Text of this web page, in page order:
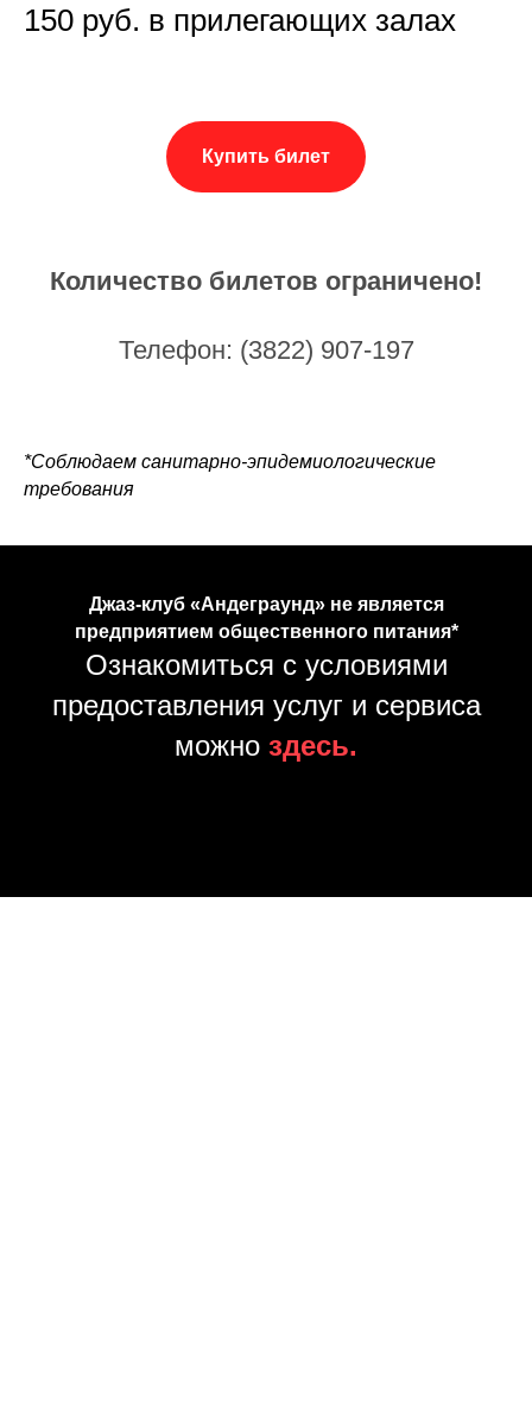
150 руб. в прилегающих залах
Купить билет
Количество билетов ограничено!
Телефон: (3822) 907-197
*Соблюдаем санитарно-эпидемиологические
требования
Джаз-клуб «Андеграунд» не является
предприятием общественного питания*
Ознакомиться с условиями
предоставления услуг и сервиса
можно здесь.
Открытие